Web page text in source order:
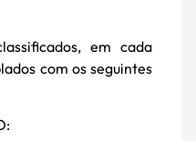
em cada
com os seguintes